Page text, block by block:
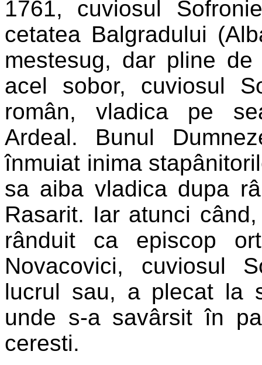
1761, cuviosul
cetatea Balgradului
mestesug, dar pline
acel sobor, cuviosul
român, vladica pe
Ardeal. Bunul
înmuiat inima
sa aiba vladica dupa
Rasarit. Iar atunci
rânduit ca episcop
Novacovici, cuviosul
lucrul sau, a plecat la
unde s-a savârsit în
ceresti.